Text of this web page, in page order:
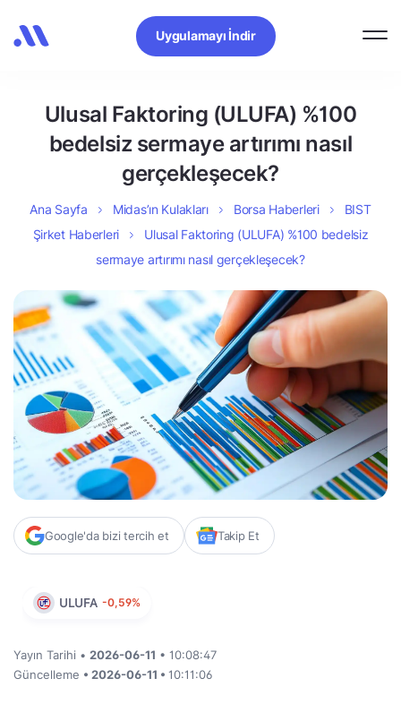
Uygulamayı İndir
Ulusal Faktoring (ULUFA) %100
bedelsiz sermaye artırımı nasıl
gerçekleşecek?
Ana Sayfa Midas’ın Kulakları Borsa Haberleri
BIST
Şirket Haberleri
Ulusal Faktoring (ULUFA) %100 bedelsiz
sermaye artırımı nasıl gerçekleşecek?
Google'da bizi tercih et Takip Et
ULUFA -0,59%
Yayın Tarihi • 2026-06-11 • 10:08:47
Güncelleme • 2026-06-11 • 10:11:06